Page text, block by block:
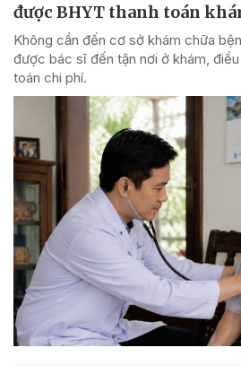
được BHYT thanh toán
Không cần đến cơ sở khám chữa
được bác sĩ đến tận nơi ở khám,
toán chi phí.